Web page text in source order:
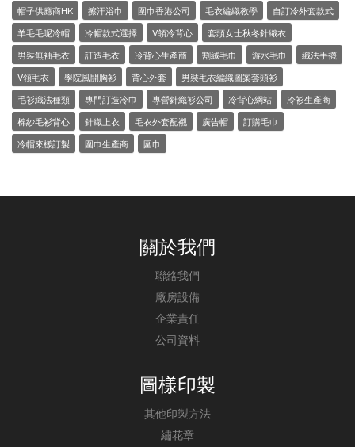
帽子供應商HK
擦汗浴巾 圍巾香港公司 毛衣編織教學
自訂冷外套款式
羊毛毛呢冷帽
冷帽款式選擇 V領冷背心
套頭女士秋冬針織衣
男裝無袖毛衣
訂造毛衣 冷背心生產商 割絨毛巾 游水毛巾
織法手襪
V領毛衣
學院風開胸衫 背心外套
男裝毛衣編織圖案套頭衫
毛衫織法種類
專門訂造冷巾 專營針織衫公司 冷背心網站
冷衫生產商
棉紗毛衫背心
針織上衣 毛衣外套配襯 廣告帽
訂購毛巾
冷帽來樣訂製
圍巾生產商 圍巾
關於我們
聯絡我們
廠房設備
企業責任
公司資料
圖樣印製
其他印製方法
繡花章